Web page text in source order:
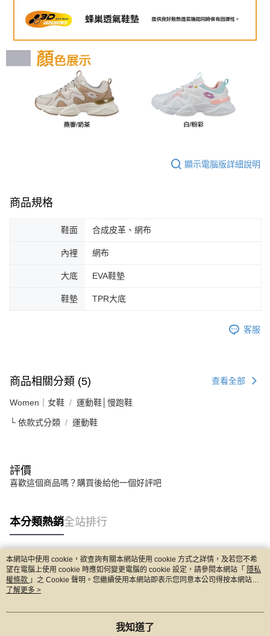
顯示電腦版詳細說明
商品規格
鞋面 合成皮革、網布
內裡 網布
大底 EVA鞋墊
鞋墊 TPR大底
客服
商品相關分類 (5) 查看全部
Women｜女鞋 運動鞋│慢跑鞋
└ 依款式分類 運動鞋
評價
喜歡這個商品嗎？購買後給他一個好評吧
本分類熱銷全站排行
熱門標籤
本網站中使用 cookie，欲查詢有關本網站使用 cookie 方式之詳情，及若您不希
望在電腦上使用 cookie 時應如何變更電腦的 cookie 設定，請參閱本網站「 隱私
權條款 」之 Cookie 聲明。您繼續使用本網站即表示您同意本公司得按本網站使
用條款之 Cookie 聲明使用 cookie。
了解更多 >
我知道了